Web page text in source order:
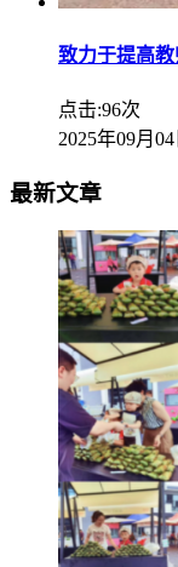
致力于提高
点击:96次
2025年09月04
最新文章